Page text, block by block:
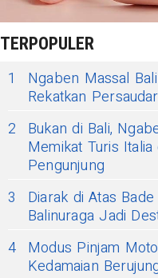
TERPOPULER
1
Ngaben Massal
Rekatkan
2
Bukan di Bali,
Memikat Turis
Pengunjung
3
Diarak di Atas
Balinuraga Jadi
4 Modus Pinjam
Kedamaian